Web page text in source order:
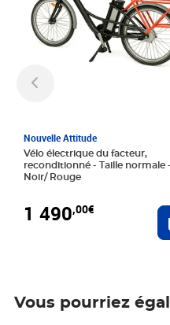
Nouvelle Attitude
Vélo électrique du facteur,
reconditionné - Taille normale -
Noir/ Rouge
1 490,00€
Vous pourriez